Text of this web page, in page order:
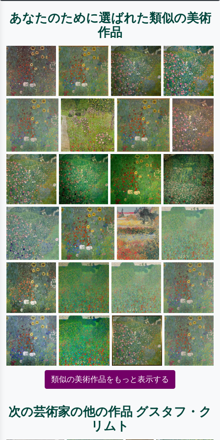
あなたのために選ばれた類似の美術
作品
類似の美術作品をもっと表示する
次の芸術家の他の作品 グスタフ・ク
リムト